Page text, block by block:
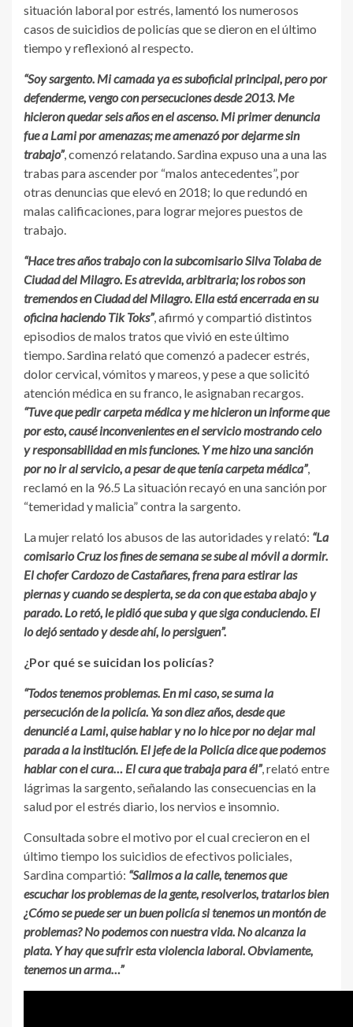
situación laboral por estrés, lamentó los numerosos
casos de suicidios de policías que se dieron en el último
tiempo y reflexionó al respecto.
“Soy sargento. Mi camada ya es suboficial principal, pero por
defenderme, vengo con persecuciones desde 2013. Me
hicieron quedar seis años en el ascenso. Mi primer denuncia
fue a Lami por amenazas; me amenazó por dejarme sin
trabajo”, comenzó relatando. Sardina expuso una a una las
trabas para ascender por “malos antecedentes”, por
otras denuncias que elevó en 2018; lo que redundó en
malas calificaciones, para lograr mejores puestos de
trabajo.
“Hace tres años trabajo con la subcomisario Silva Tolaba de
Ciudad del Milagro. Es atrevida, arbitraria; los robos son
tremendos en Ciudad del Milagro. Ella está encerrada en su
oficina haciendo Tik Toks”, afirmó y compartió distintos
episodios de malos tratos que vivió en este último
tiempo. Sardina relató que comenzó a padecer estrés,
dolor cervical, vómitos y mareos, y pese a que solicitó
atención médica en su franco, le asignaban recargos.
“Tuve que pedir carpeta médica y me hicieron un informe que
por esto, causé inconvenientes en el servicio mostrando celo
y responsabilidad en mis funciones. Y me hizo una sanción
por no ir al servicio, a pesar de que tenía carpeta médica”,
reclamó en la 96.5 La situación recayó en una sanción por
“temeridad y malicia” contra la sargento.
La mujer relató los abusos de las autoridades y relató: “La
comisario Cruz los fines de semana se sube al móvil a dormir.
El chofer Cardozo de Castañares, frena para estirar las
piernas y cuando se despierta, se da con que estaba abajo y
parado. Lo retó, le pidió que suba y que siga conduciendo. El
lo dejó sentado y desde ahí, lo persiguen”.
¿Por qué se suicidan los policías?
“Todos tenemos problemas. En mi caso, se suma la
persecución de la policía. Ya son diez años, desde que
denuncié a Lami, quise hablar y no lo hice por no dejar mal
parada a la institución. El jefe de la Policía dice que podemos
hablar con el cura… El cura que trabaja para él”, relató entre
lágrimas la sargento, señalando las consecuencias en la
salud por el estrés diario, los nervios e insomnio.
Consultada sobre el motivo por el cual crecieron en el
último tiempo los suicidios de efectivos policiales,
Sardina compartió: “Salimos a la calle, tenemos que
escuchar los problemas de la gente, resolverlos, tratarlos bien
¿Cómo se puede ser un buen policía si tenemos un montón de
problemas? No podemos con nuestra vida. No alcanza la
plata. Y hay que sufrir esta violencia laboral. Obviamente,
tenemos un arma…”